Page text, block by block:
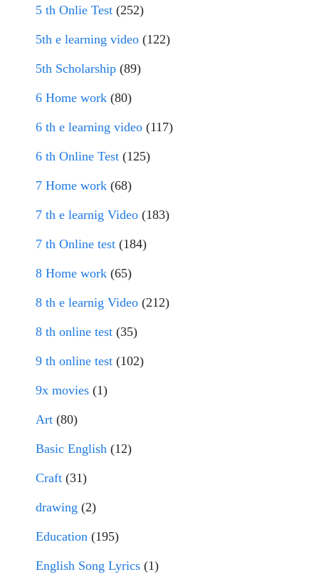
5 th Onlie Test (252)
5th e learning video (122)
5th Scholarship (89)
6 Home work (80)
6 th e learning video (117)
6 th Online Test (125)
7 Home work (68)
7 th e learnig Video (183)
7 th Online test (184)
8 Home work (65)
8 th e learnig Video (212)
8 th online test (35)
9 th online test (102)
9x movies (1)
Art (80)
Basic English (12)
Craft (31)
drawing (2)
Education (195)
English Song Lyrics (1)